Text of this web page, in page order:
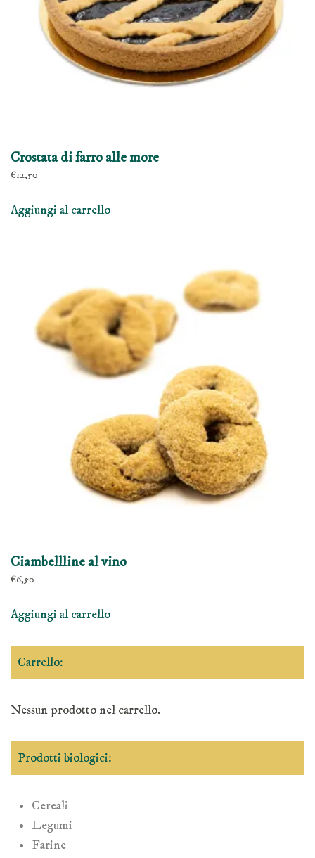
pagina
del
prodotto
Crostata di farro alle more
€12,50
Aggiungi al carrello
Ciambellline al vino
€6,50
Aggiungi al carrello
Carrello:
Nessun prodotto nel carrello.
Prodotti biologici:
Cereali
Legumi
Farine